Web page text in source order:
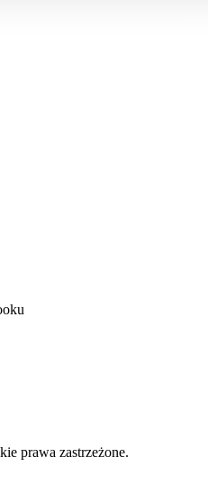
prawa zastrzeżone.